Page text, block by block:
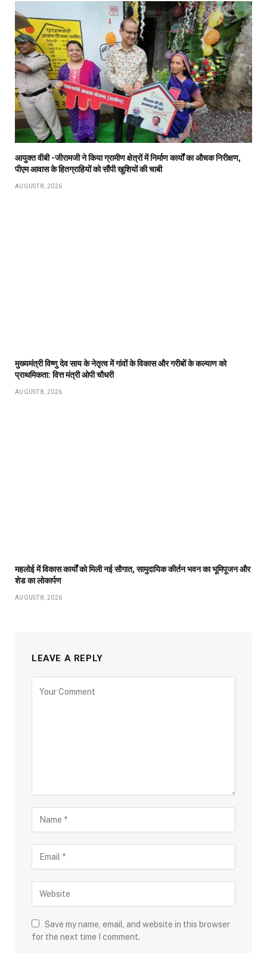
आयुक्त वीबी -जीरामजी ने किया ग्रामीण क्षेत्रों में निर्माण कार्यों का औचक निरीक्षण,
पीएम आवास के हितग्राहियों को सौंपी खुशियों की चाबी
AUGUST 8, 2026
मुख्यमंत्री विष्णु देव साय के नेतृत्व में गांवों के विकास और गरीबों के कल्याण को
प्राथमिकता: वित्त मंत्री ओपी चौधरी
AUGUST 8, 2026
महलोई में विकास कार्यों को मिली नई सौगात, सामुदायिक कीर्तन भवन का भूमिपूजन और
शेड का लोकार्पण
AUGUST 8, 2026
LEAVE A REPLY
Save my name, email, and website in this browser
for the next time I comment.